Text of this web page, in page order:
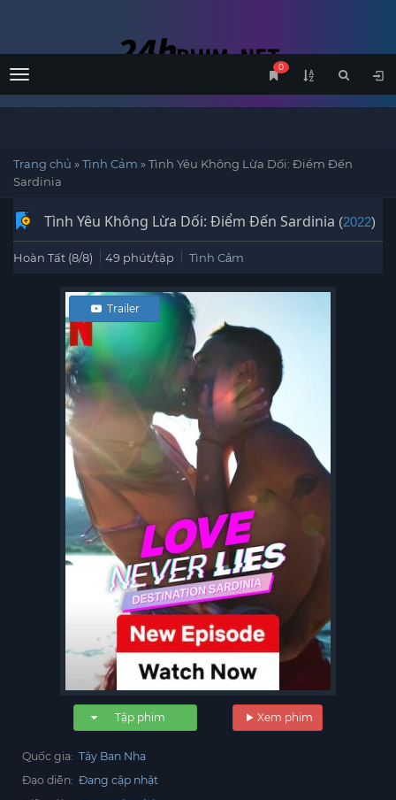
Menu
0
Trang chủ »Tình Cảm »Tình Yêu Không Lừa Dối: Điểm Đến
Sardinia
Tình Yêu Không Lừa Dối: Điểm Đến Sardinia (2022)
Hoàn Tất (8/8) 49 phút/tập Tình Cảm
Xem phim
Trailer
Tập phim
Quốc gia: Tây Ban Nha
Đạo diễn: Đang cập nhật